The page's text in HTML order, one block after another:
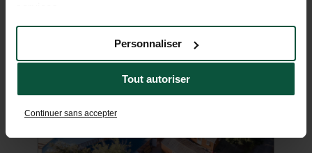
Tout autoriser
Personnaliser
Continuer sans accepter
Huttopia Les Falaises -
Normandie
Bretagne - Normandie Vom 02/04/2026
bis 01/11/2026
Auf dem land
Eine Reise in die Normandie, an die
Huttopia Oléron les Pins
Vom 06/05/2026 bis
Wald Ozean
Im äußersten Süden der Île d’Oléron,
Huttopia Lac de Carcans
Vom 12/05/2026 bis
Wassersport Seen
Der Campingplatz liegt idyllisch
Huttopia Chardons Bleus - Ile de
Ré
Vom 02/04/2026 bis
01/11/2026
Wald Ozean
Der einzige Campingplatz der Insel mit